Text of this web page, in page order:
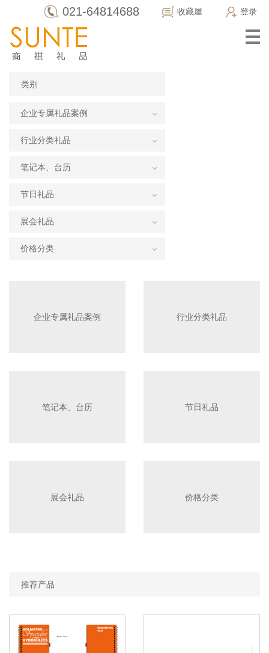
登录
收藏屋
021-64814688
类别
企业专属礼品案例
行业分类礼品
笔记本、台历
节日礼品
展会礼品
价格分类
企业专属礼品案例 行业分类礼品
笔记本、台历 节日礼品
展会礼品 价格分类
推荐产品